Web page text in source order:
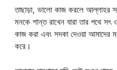
তাছাড়া, ভালো কাজ করলে আল্লাহর
মনকে শান্ত রাখেন যারা তার পথে
কাজ করা এবং সদকা দেওয়া আমাদের
করে।